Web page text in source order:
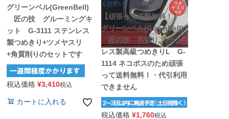
グリーンベル(GreenBell)
匠の技 グルーミングキ
ット G-3111 ステンレス
製つめきり+ツメヤスリ
+角質削りのセットです
税込価格 ¥3,410税込
カートに入れる
ください
【頑張って送料無料！】
グリーンベル(GreenBell)
匠の技 爪切り ステン
レス製高級つめきりL G-
1114 ネコポスのため頑張
って送料無料！・代引利用
できません
税込価格 ¥1,760税込